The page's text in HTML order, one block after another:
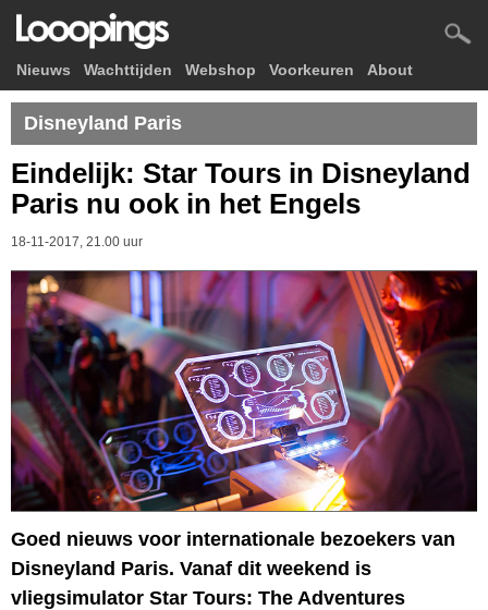
Nieuws Wachttijden Webshop Voorkeuren About
Disneyland Paris
Eindelijk: Star Tours in Disneyland
Paris nu ook in het Engels
18-11-2017, 21.00 uur
Goed nieuws voor internationale bezoekers van
Disneyland Paris. Vanaf dit weekend is
vliegsimulator Star Tours: The Adventures